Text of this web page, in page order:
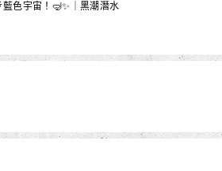
色宇宙！🤿✨｜黑潮潛水